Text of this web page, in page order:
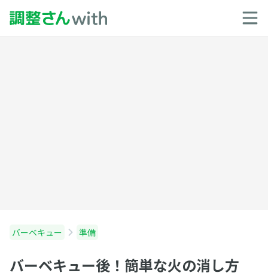
バーベキュー 準備
バーベキュー後！簡単な火の消し方